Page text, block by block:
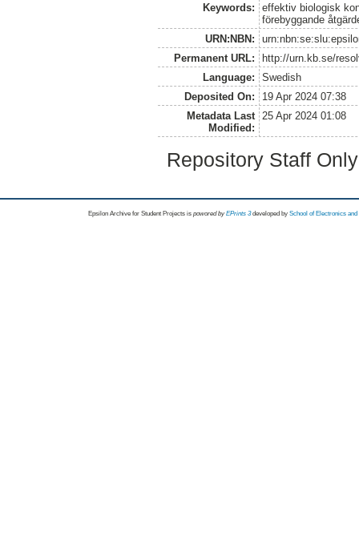
Keywords:
effektiv biologisk
förebyggande
URN:NBN:
Permanent URL:
http://urn.kb.se/
Language:
Swedish
Deposited On:
19 Apr 2024 07:38
Metadata Last
Modified:
25 Apr 2024 01:08
Repository Staff
Epsilon Archive for Student Projects is powored byEPrints 3 developed by School of Electronics